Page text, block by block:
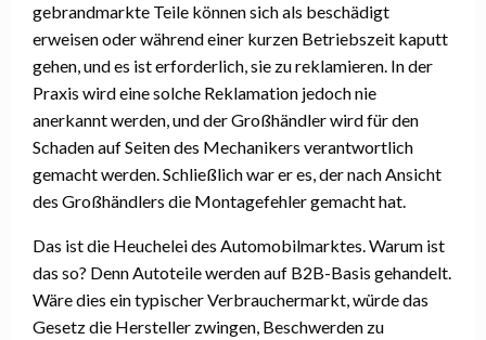
gebrandmarkte Teile können sich als beschädigt
erweisen oder während einer kurzen Betriebszeit kaputt
gehen, und es ist erforderlich, sie zu reklamieren. In der
Praxis wird eine solche Reklamation jedoch nie
anerkannt werden, und der Großhändler wird für den
Schaden auf Seiten des Mechanikers verantwortlich
gemacht werden. Schließlich war er es, der nach Ansicht
des Großhändlers die Montagefehler gemacht hat.
Das ist die Heuchelei des Automobilmarktes. Warum ist
das so? Denn Autoteile werden auf B2B-Basis gehandelt.
Wäre dies ein typischer Verbrauchermarkt, würde das
Gesetz die Hersteller zwingen, Beschwerden zu